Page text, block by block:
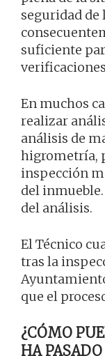
seguridad de
suficiente
En muchos
realizar
análisis de
higrometría,
inspección
del
del análisis.
El Técnico
tras la
que el
¿CÓMO
HA